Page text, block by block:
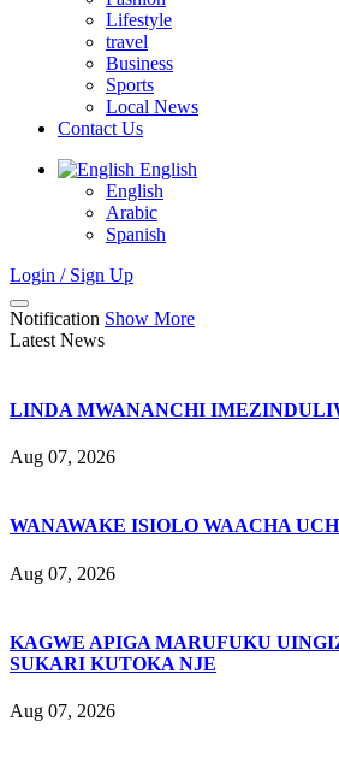
Lifestyle
travel
Business
Sports
Local News
Contact Us
English
English
Arabic
Spanish
Login / Sign Up
Notification Show More
Latest News
LINDA MWANANCHI
Aug 07, 2026
WANAWAKE ISIOLO WAACHA
Aug 07, 2026
KAGWE APIGA MARUFUKU
SUKARI KUTOKA NJE
Aug 07, 2026